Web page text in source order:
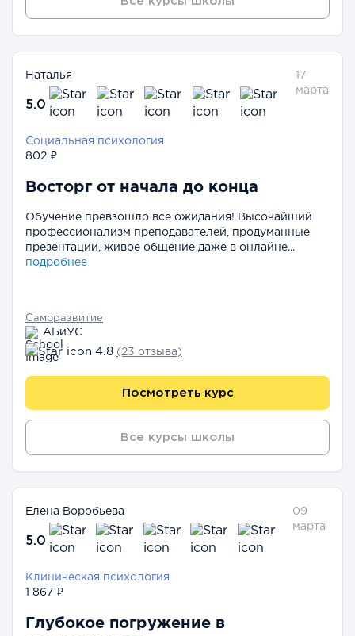
Наталья
5.0
17
марта
Социальная психология
802 ₽
Восторг от начала до конца
Обучение превзошло все ожидания! Высочайший
профессионализм преподавателей, продуманные
презентации, живое общение даже в онлайне...
подробнее
Саморазвитие
АБиУС
4.8 (23 отзыва)
Посмотреть курс
Все курсы школы
Елена Воробьева
5.0
09
марта
Клиническая психология
1 867 ₽
Глубокое погружение в